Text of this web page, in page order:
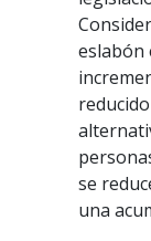
eslabón
se
una